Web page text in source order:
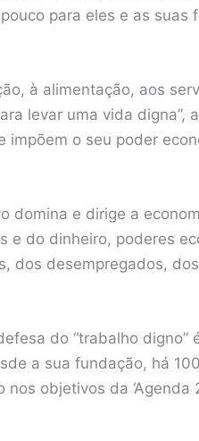
para eles e as suas
à alimentação, aos
levar uma vida digna”,
impõem o seu poder
domina e dirige a
e do dinheiro, poderes
dos desempregados,
do “trabalho digno”
a sua fundação, há
objetivos da ‘Agenda